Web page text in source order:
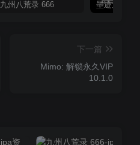
九州八荒录 666
下一篇
Mimo: 解锁永久VIP
10.1.0